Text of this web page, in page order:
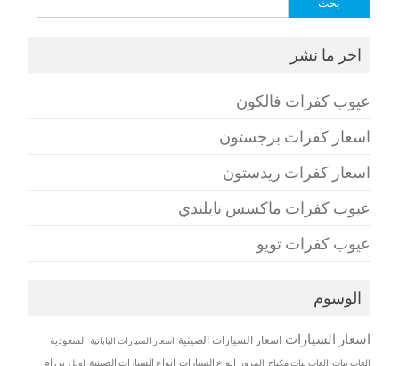
اخر ما نشر
عيوب كفرات فالكون
اسعار كفرات برجستون
اسعار كفرات ريدستون
عيوب كفرات ماكسس تايلندي
عيوب كفرات تويو
الوسوم
اسعار السيارات اسعار السيارات الصينية اسعار السيارات اليابانية السعودية
العاب بنات العاب بنات مكياج المرور انواع السيارات انواع السيارات الصينية اوبل بي إم